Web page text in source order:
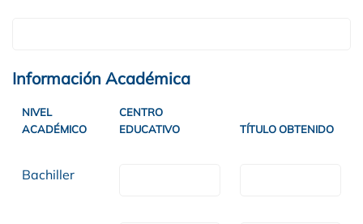
Información Académica
NIVEL
ACADÉMICO
CENTRO
EDUCATIVO
TÍTULO OBTENIDO
Bachiller